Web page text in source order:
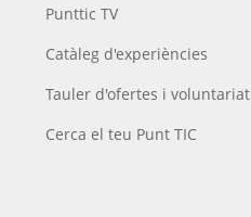
Punttic TV
Catàleg d'experiències
Tauler d'ofertes i voluntariat
Cerca el teu Punt TIC